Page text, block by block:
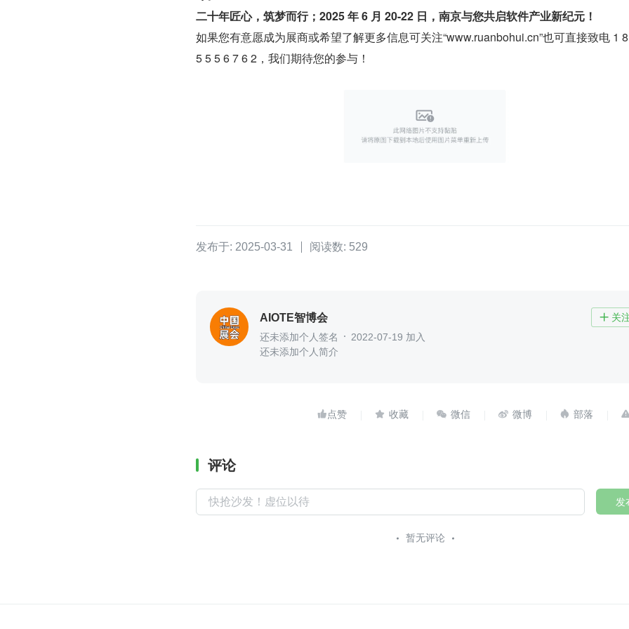
二十年匠心，筑梦而行；2025 年 6 月 20-22 日，南京与您共启软件产业新纪元！
如果您有意愿成为展商或希望了解更多信息可关注“www.ruanbohui.cn”也可直接致电 1
5 5 5 6 7 6 2，我们期待您的参与！
发布于: 2025-03-31 阅读数: 529
AIOTE智博会  关
还未添加个人签名
2022-07-19 加入
还未添加个人简介
    
评论
发
暂无评论